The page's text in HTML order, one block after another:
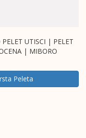
UTISCI | PELET
| MIBORO
Peleta